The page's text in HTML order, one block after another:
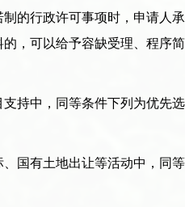
的行政许可事项时，申请人承
，可以给予容缺受理、程序简
持中，同等条件下列为优先选
国有土地出让等活动中，同等